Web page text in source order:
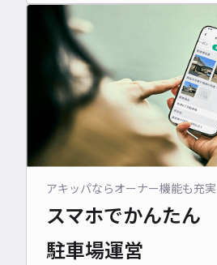
アキッパならオーナー機能も充実
スマホでかんたん
駐車場運営